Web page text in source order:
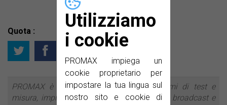
Utilizziamo
i cookie
PROMAX impiega un
cookie proprietario per
impostare la tua lingua sul
nostro sito e cookie di
Quota :
PROMAX è un produttore leader di sistemi di test e
misura, impianti di distribuzione di segnale broadcast e